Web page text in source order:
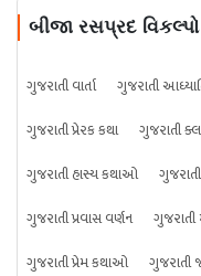
બીજા રસપ્રદ વિકલ્પો
ગુજરાતી વાર્તા ગુજરાતી
ગુજરાતી પ્રેરક કથા
ગુજરાતી
ગુજરાતી હાસ્ય કથાઓ
ગુજરાતી પ્રવાસ વર્ણન
ગુજરાતી
ગુજરાતી પ્રેમ કથાઓ
ગુજરાતી